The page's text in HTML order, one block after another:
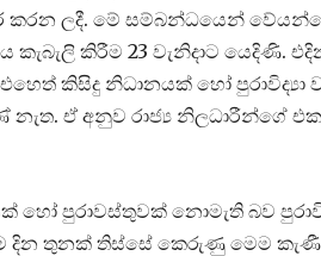
කරන ලදී. මේ සම්බන්ධයෙන්
කිරීම 23 වැනිදාට යෙදිණි.
කිසිදු නිධානයක් හෝ
ඒ අනුව රාජ්‍ය නිලධාරීන්ගේ
පුරාවස්තුවක් නොමැති බව
දින තුනක් තිස්සේ කෙරුණු මෙම